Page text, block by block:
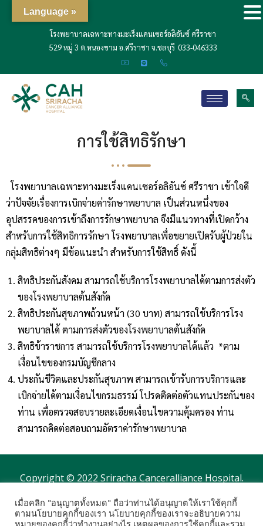
โรงพยาบาลเฉพาะทางมะเร็งแคนเซอร์อลิอันซ์ ศรีราชา
529 หมู่ 3 ต.หนองขาม อ.ศรีราชา จ.ชลบุรี 033-046333
การใช้สิทธิรักษา
โรงพยาบาลเฉพาะทางมะเร็งแคนเซอร์อลิอันซ์ ศรีราชา เข้าใจดี
ว่าปัจจัยเรื่องการเบิกจ่ายค่ารักษาพยาบาล เป็นส่วนหนึ่งของ
อุปสรรคของการเข้าถึงการรักษาพยาบาล จึงมีแนวทางที่เปิดกว้าง
สำหรับการใช้สิทธิการรักษา โรงพยาบาลเพื่อขยายเปิดรับผู้ป่วยใน
กลุ่มสิทธิต่างๆ มีข้อแนะนำ สำหรับการใช้สิทธิ์ ดังนี้
สิทธิประกันสังคม สามารถใช้บริการโรงพยาบาลได้ตามการส่งตัว
ของโรงพยาบาลต้นสังกัด
สิทธิประกันสุขภาพถ้วนหน้า (30 บาท) สามารถใช้บริการโรง
พยาบาลได้ ตามการส่งตัวของโรงพยาบาลต้นสังกัด
สิทธิข้าราชการ สามารถใช้บริการโรงพยาบาลได้แล้ว *ตาม
เงื่อนไขของกรมบัญชีกลาง
ประกันชีวิตและประกันสุขภาพ สามารถเข้ารับการบริการและ
เบิกจ่ายได้ตามเงื่อนไขกรมธรรม์ โปรดติดต่อตัวแทนประกันของ
ท่าน เพื่อตรวจสอบรายละเอียดเงื่อนไขความคุ้มครอง ท่าน
สามารถคิดต่อสอบถามอัตราค่ารักษาพยาบาล
Copyright © 2022 Sriracha Canceralliance Hospital.
Post Views: 3,471
เมื่อคลิก "อนุญาตทั้งหมด" ถือว่าท่านได้อนุญาตให้เราใช้คุกกี้
ตามนโยบายคุกกี้ของเรา นโยบายคุกกี้ของเราจะอธิบายความ
หมายของคุกกี้ว่าทำงานอย่างไร เหตุผลของการใช้คุกกี้และรวม
Language »